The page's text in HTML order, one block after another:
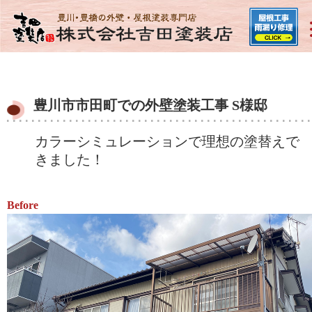
豊川市市田町での外壁塗装工事 S様邸
カラーシミュレーションで理想の塗替えで
きました！
Before